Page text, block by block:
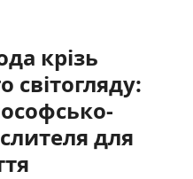
крізь
світогляду:
для